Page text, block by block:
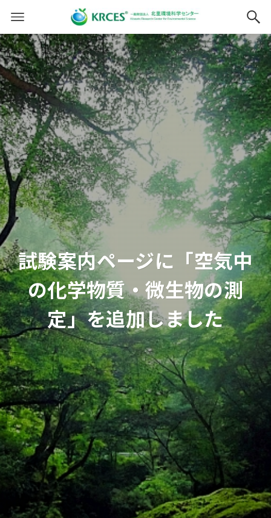
試験案内ページに「空気中
の化学物質・微生物の測
定」を追加しました